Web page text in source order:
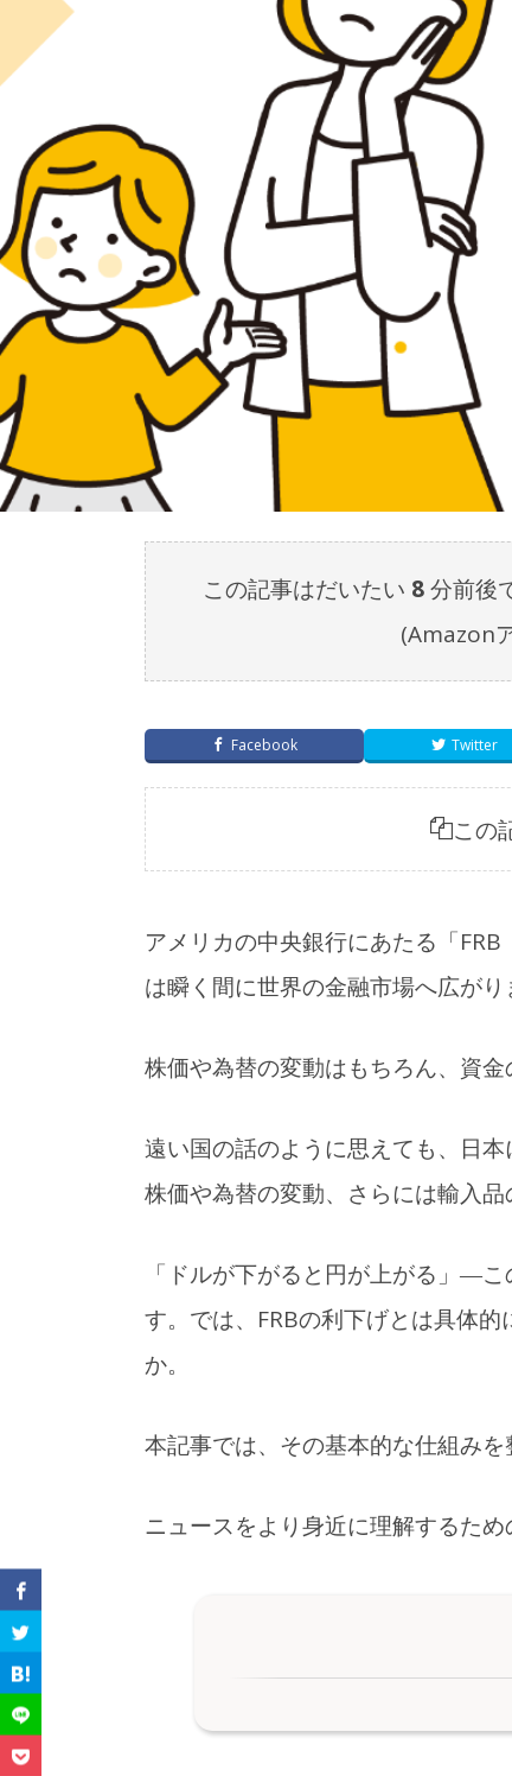
この記事はだいたい 8分前後
(Amazon
Facebook Twitter
この
アメリカの中央銀行にあたる「
は瞬く間に世界の金融市場へ広がり
株価や為替の変動はもちろん、資
遠い国の話のように思えても、日
株価や為替の変動、さらには輸入
「ドルが下がると円が上がる」―
す。では、FRBの利下げとは具体
か。
本記事では、その基本的な仕組みを
ニュースをより身近に理解するた